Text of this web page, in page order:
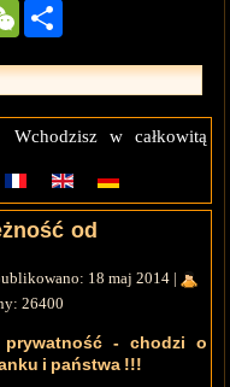
WeChat
Wchodzisz w całkowitą
od
18 maj 2014 |
26400
- chodzi o
i państwa !!!